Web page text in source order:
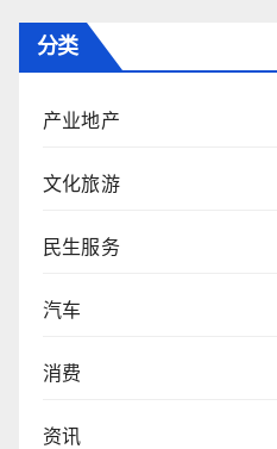
分类
产业地产
文化旅游
民生服务
汽车
消费
资讯